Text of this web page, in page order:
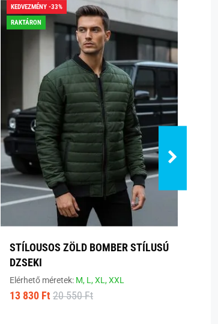
KEDVEZMÉNY -33%
RAKTÁRON
STÍLOUSOS ZÖLD BOMBER STÍLUSÚ
DZSEKI
Elérhető méretek: M, L,XL,XXL
13 830 Ft 20 550 Ft